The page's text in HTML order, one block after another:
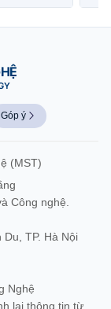
Góp ý
(MST)
Công nghệ.
TP. Hà Nội
Nghệ
lại thông tin từ